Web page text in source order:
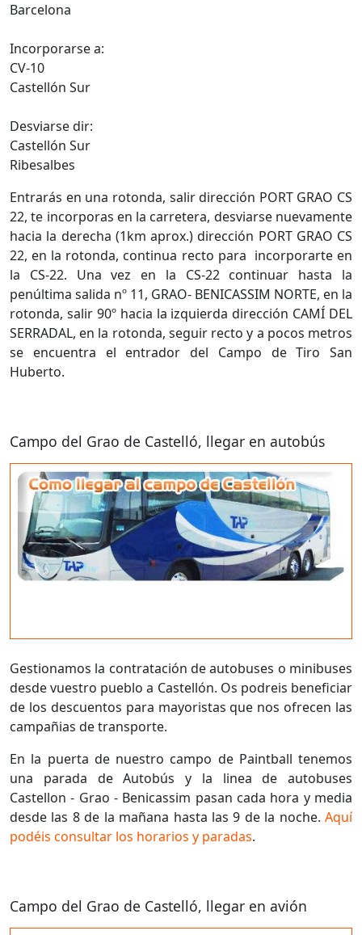
Barcelona
Incorporarse a:
CV-10
Castellón Sur
Desviarse dir:
Castellón Sur
Ribesalbes
Entrarás en una rotonda, salir dirección PORT GRAO CS
22, te incorporas en la carretera, desviarse nuevamente
hacia la derecha (1km aprox.) dirección PORT GRAO CS
22, en la rotonda, continua recto para incorporarte en
la CS-22. Una vez en la CS-22 continuar hasta la
penúltima salida nº 11, GRAO- BENICASSIM NORTE, en la
rotonda, salir 90º hacia la izquierda dirección CAMÍ DEL
SERRADAL, en la rotonda, seguir recto y a pocos metros
se encuentra el entrador del Campo de Tiro San
Huberto.
Campo del Grao de Castelló, llegar en autobús
Gestionamos la contratación de autobuses o minibuses
desde vuestro pueblo a Castellón. Os podreis beneficiar
de los descuentos para mayoristas que nos ofrecen las
campañias de transporte.
En la puerta de nuestro campo de Paintball tenemos
una parada de Autobús y la linea de autobuses
Castellon - Grao - Benicassim pasan cada hora y media
desde las 8 de la mañana hasta las 9 de la noche. Aquí
podéis consultar los horarios y paradas.
Campo del Grao de Castelló, llegar en avión